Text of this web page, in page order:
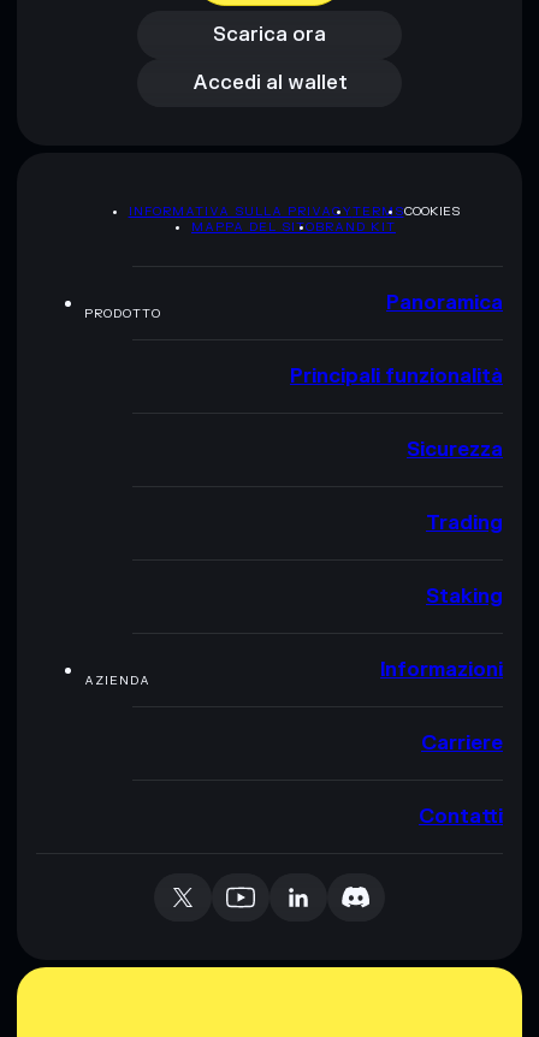
Scarica ora
Accedi al wallet
Accedi al wallet
INFORMATIVA SULLA PRIVACYTERMSCOOKIES
MAPPA DEL SITOBRAND KIT
PRODOTTO Panoramica
Principali funzionalità
Sicurezza
Trading
Staking
AZIENDA Informazioni
Carriere
Contatti